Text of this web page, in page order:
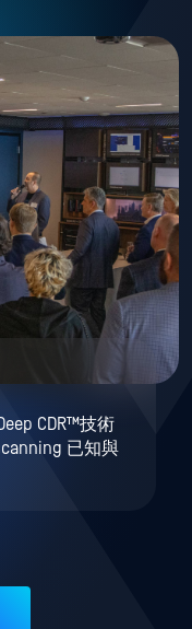
CDR™技術
已知與